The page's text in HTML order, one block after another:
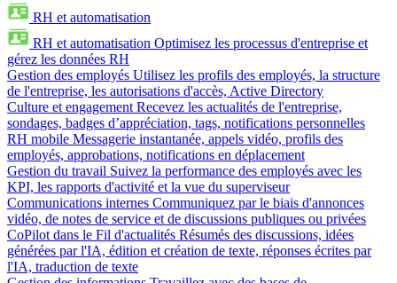
RH et automatisation
RH et automatisation Optimisez les processus d'entreprise et
gérez les données RH
Gestion des employés Utilisez les profils des employés, la structure
de l'entreprise, les autorisations d'accès, Active Directory
Culture et engagement Recevez les actualités de l'entreprise,
sondages, badges d’appréciation, tags, notifications personnelles
RH mobile Messagerie instantanée, appels vidéo, profils des
employés, approbations, notifications en déplacement
Gestion du travail Suivez la performance des employés avec les
KPI, les rapports d'activité et la vue du superviseur
Communications internes Communiquez par le biais d'annonces
vidéo, de notes de service et de discussions publiques ou privées
CoPilot dans le Fil d'actualités Résumés des discussions, idées
générées par l'IA, édition et création de texte, réponses écrites par
l'IA, traduction de texte